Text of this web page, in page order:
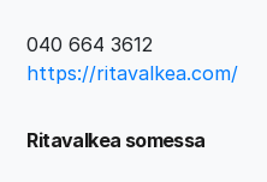
040 664 3612
https://ritavalkea.com/
Ritavalkea somessa